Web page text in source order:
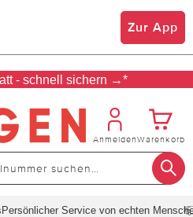
Zur App
- schnell sichern →*
AnmeldenWarenkorb
Service von echten Menschen